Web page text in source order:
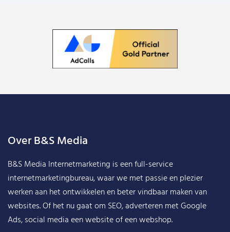
Over B&S Media
B&S Media Internetmarketing is een full-service
internetmarketingbureau, waar we met passie en plezier
werken aan het ontwikkelen en beter vindbaar maken van
websites. Of het nu gaat om SEO, adverteren met Google
Ads, social media een website of een webshop.